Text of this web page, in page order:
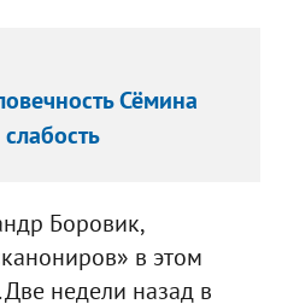
Сёмина
Боровик,
в этом
недели назад в